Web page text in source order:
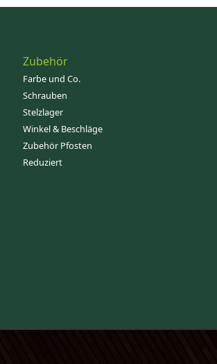
Zubehör
Farbe und Co.
Schrauben
Stelzlager
Winkel & Beschläge
Zubehör Pfosten
Reduziert